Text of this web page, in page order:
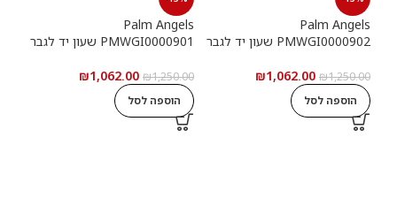
Palm Angels
PMWGI0000902 שעון יד לגבר
₪1,250.00
₪1,062.00
הוספה לסל
Palm Angels
PMWGI0000901 שעון יד לגבר
₪1,250.00
₪1,062.00
הוספה לסל